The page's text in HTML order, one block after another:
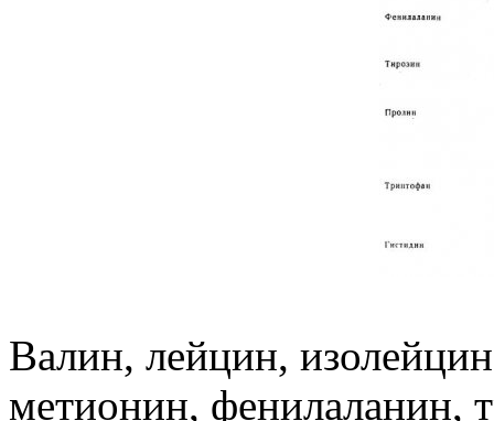
Валин, лейцин,
метионин, фенилаланин,